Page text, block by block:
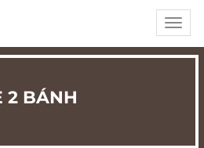
2 BÁNH